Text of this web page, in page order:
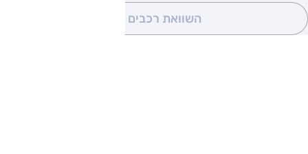
השוואת רכבים